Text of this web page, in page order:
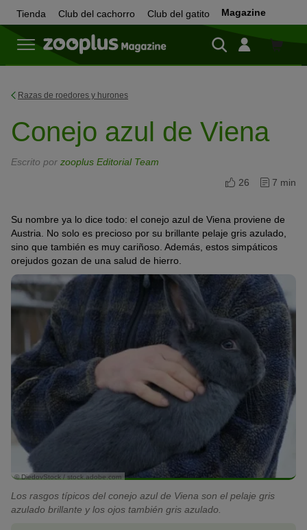
Tienda Club del cachorro Club del gatito Magazine
Tienda
Razas de roedores y hurones
Conejo azul de Viena
Escrito por zooplus Editorial Team
26
7 min
Su nombre ya lo dice todo: el conejo azul de Viena proviene de
Austria. No solo es precioso por su brillante pelaje gris azulado,
sino que también es muy cariñoso. Además, estos simpáticos
orejudos gozan de una salud de hierro.
© DiedovStock / stock.adobe.com
Los rasgos típicos del conejo azul de Viena son el pelaje gris
azulado brillante y los ojos también gris azulado.